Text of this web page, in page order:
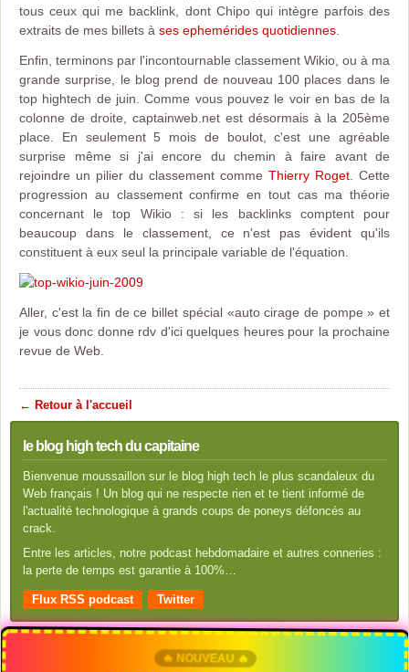
tous ceux qui me backlink, dont Chipo qui intègre parfois des
extraits de mes billets à ses ephemérides quotidiennes
Enfin, terminons par l'incontournable classement Wikio, ou à ma
grande surprise, le blog prend de nouveau 100 places dans le
top hightech de juin. Comme vous pouvez le voir en bas de la
colonne de droite, captainweb.net est désormais à la 205ème
place. En seulement 5 mois de boulot, c'est une agréable
surprise même si j'ai encore du chemin à faire avant de
rejoindre un pilier du classement comme Thierry Roget . Cette
progression au classement confirme en tout cas ma théorie
concernant le top Wikio : si les backlinks comptent pour
beaucoup dans le classement, ce n'est pas évident qu'ils
constituent à eux seul la principale variable de l'équation.
Aller, c'est la fin de ce billet spécial «auto cirage de pompe » et
je vous donc donne rdv d'ici quelques heures pour la prochaine
revue de Web.
← Retour à l'accueil
le blog high tech du capitaine
Bienvenue moussaillon sur le blog high tech le plus scandaleux du
Web français ! Un blog qui ne respecte rien et te tient informé de
l'actualité technologique à grands coups de poneys défoncés au
crack.
Entre les articles, notre podcast hebdomadaire et autres conneries :
la perte de temps est garantie à 100%…
Flux RSS podcast Twitter
🔥 NOUVEAU 🔥